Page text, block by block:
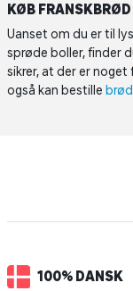
KØB
Uanset om du er til
sprøde boller, finder
sikrer, at der er noget
også kan bestille
100% DANSK